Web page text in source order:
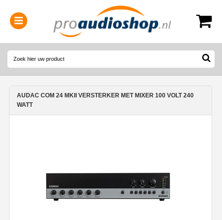
0314-364515
AUDAC COM 24 MKII VERSTERKER MET MIXER 100 VOLT 240
WATT